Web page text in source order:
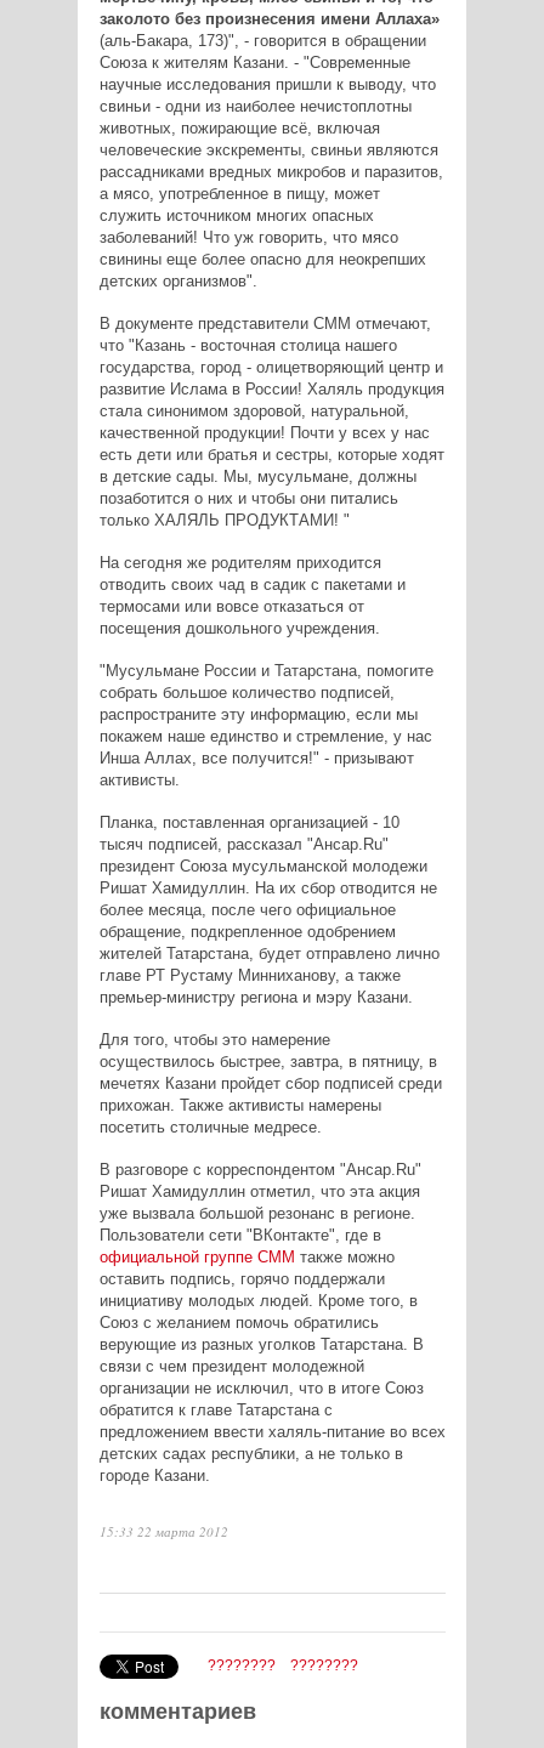
заколото без произнесения имени Аллаха»
(аль-Бакара, 173)", - говорится в обращении
Союза к жителям Казани. - "Современные
научные исследования пришли к выводу, что
свиньи - одни из наиболее нечистоплотны
животных, пожирающие всё, включая
человеческие экскременты, свиньи являются
рассадниками вредных микробов и паразитов,
а мясо, употребленное в пищу, может
служить источником многих опасных
заболеваний! Что уж говорить, что мясо
свинины еще более опасно для неокрепших
детских организмов".
В документе представители СММ отмечают,
что "Казань - восточная столица нашего
государства, город - олицетворяющий центр и
развитие Ислама в России! Халяль продукция
стала синонимом здоровой, натуральной,
качественной продукции! Почти у всех у нас
есть дети или братья и сестры, которые ходят
в детские сады. Мы, мусульмане, должны
позаботится о них и чтобы они питались
только ХАЛЯЛЬ ПРОДУКТАМИ! "
На сегодня же родителям приходится
отводить своих чад в садик с пакетами и
термосами или вовсе отказаться от
посещения дошкольного учреждения.
"Мусульмане России и Татарстана, помогите
собрать большое количество подписей,
распространите эту информацию, если мы
покажем наше единство и стремление, у нас
Инша Аллах, все получится!" - призывают
активисты.
Планка, поставленная организацией - 10
тысяч подписей, рассказал "Ансар.Ru"
президент Союза мусульманской молодежи
Ришат Хамидуллин. На их сбор отводится не
более месяца, после чего официальное
обращение, подкрепленное одобрением
жителей Татарстана, будет отправлено лично
главе РТ Рустаму Минниханову, а также
премьер-министру региона и мэру Казани.
Для того, чтобы это намерение
осуществилось быстрее, завтра, в пятницу, в
мечетях Казани пройдет сбор подписей среди
прихожан. Также активисты намерены
посетить столичные медресе.
В разговоре с корреспондентом "Ансар.Ru"
Ришат Хамидуллин отметил, что эта акция
уже вызвала большой резонанс в регионе.
Пользователи сети "ВКонтакте", где в
официальной группе СММ также можно
оставить подпись, горячо поддержали
инициативу молодых людей. Кроме того, в
Союз с желанием помочь обратились
верующие из разных уголков Татарстана. В
связи с чем президент молодежной
организации не исключил, что в итоге Союз
обратится к главе Татарстана с
предложением ввести халяль-питание во всех
детских садах республики, а не только в
городе Казани.
15:33 22 марта 2012
???????? ????????
комментариев